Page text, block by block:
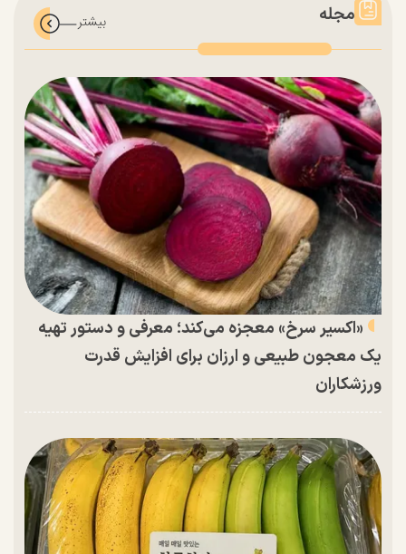
مجله
«اکسیر سرخ» معجزه می‌کند؛ معرفی و دستور تهیه
یک معجون طبیعی و ارزان برای افزایش قدرت
ورزشکاران